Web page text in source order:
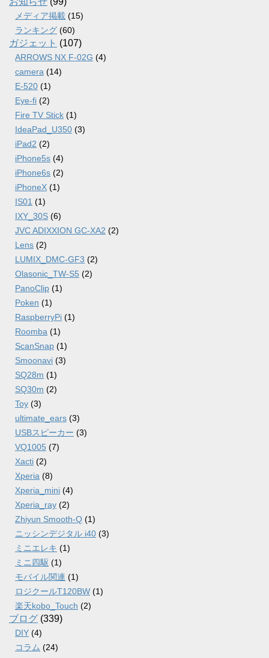
メディア掲載 (15)
ランキング (60)
ガジェット (107)
ARROWS NX F-02G (4)
camera (14)
E-520 (1)
Eye-fi (2)
Fire TV Stick (1)
IdeaPad_U350 (3)
iPad2 (2)
iPhone5s (4)
iPhone6s (2)
iPhoneX (1)
IS01 (1)
IXY_30S (6)
JVC ADIXXION GC-XA2 (2)
Lens (2)
LUMIX_DMC-GF3 (2)
Olasonic_TW-S5 (2)
PanoClip (1)
Poken (1)
RaspberryPi (1)
Roomba (1)
ScanSnap (1)
Smoonavi (3)
SQ28m (1)
SQ30m (2)
Toy (3)
ultimate_ears (3)
USBスピーカー (3)
VQ1005 (7)
Xacti (2)
Xperia (8)
Xperia_mini (4)
Xperia_ray (2)
Zhiyun Smooth-Q (1)
ニッシンデジタル i40 (3)
ミニエレキ (1)
ミニ四駆 (1)
モバイル関連 (1)
ロジクールT120BW (1)
楽天kobo_Touch (2)
ブログ (339)
DIY (4)
コラム (24)